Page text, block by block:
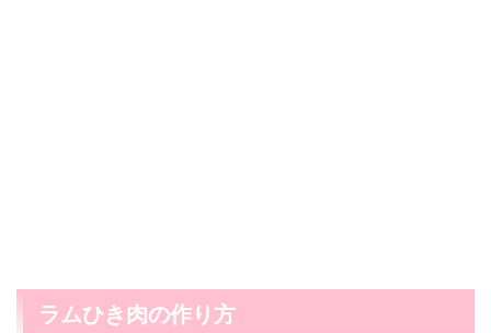
ラムひき肉の作り方